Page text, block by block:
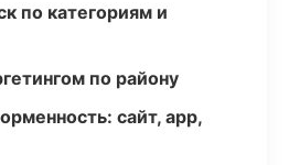
по категориям и
по району
сайт, app,